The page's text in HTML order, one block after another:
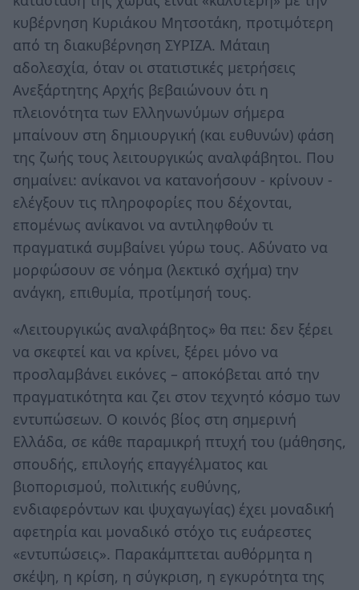
κυβέρνηση Κυριάκου Μητσοτάκη, προτιμότερη
από τη διακυβέρνηση ΣΥΡΙΖΑ. Μάταιη
αδολεσχία, όταν οι στατιστικές μετρήσεις
Ανεξάρτητης Αρχής βεβαιώνουν ότι η
πλειονότητα των Ελληνωνύμων σήμερα
μπαίνουν στη δημιουργική (και ευθυνών) φάση
της ζωής τους λειτουργικώς αναλφάβητοι. Που
σημαίνει: ανίκανοι να κατανοήσουν - κρίνουν -
ελέγξουν τις πληροφορίες που δέχονται,
επομένως ανίκανοι να αντιληφθούν τι
πραγματικά συμβαίνει γύρω τους. Αδύνατο να
μορφώσουν σε νόημα (λεκτικό σχήμα) την
ανάγκη, επιθυμία, προτίμησή τους.
«Λειτουργικώς αναλφάβητος» θα πει: δεν ξέρει
να σκεφτεί και να κρίνει, ξέρει μόνο να
προσλαμβάνει εικόνες – αποκόβεται από την
πραγματικότητα και ζει στον τεχνητό κόσμο των
εντυπώσεων. Ο κοινός βίος στη σημερινή
Ελλάδα, σε κάθε παραμικρή πτυχή του (μάθησης,
σπουδής, επιλογής επαγγέλματος και
βιοπορισμού, πολιτικής ευθύνης,
ενδιαφερόντων και ψυχαγωγίας) έχει μοναδική
αφετηρία και μοναδικό στόχο τις ευάρεστες
«εντυπώσεις». Παρακάμπτεται αυθόρμητα η
σκέψη, η κρίση, η σύγκριση, η εγκυρότητα της